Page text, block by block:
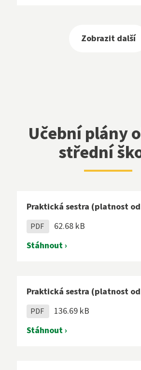
Zobrazit další
Učební plány
střední
Praktická sestra (platnost
PDF
62.68 kB
Stáhnout ›
Praktická sestra (platnost
PDF
136.69 kB
Stáhnout ›